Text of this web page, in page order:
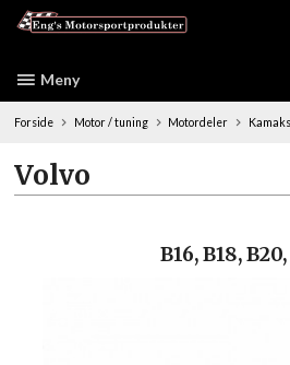
Meny
Forside Motor / tuning Motordeler
Volvo
B16, B18,